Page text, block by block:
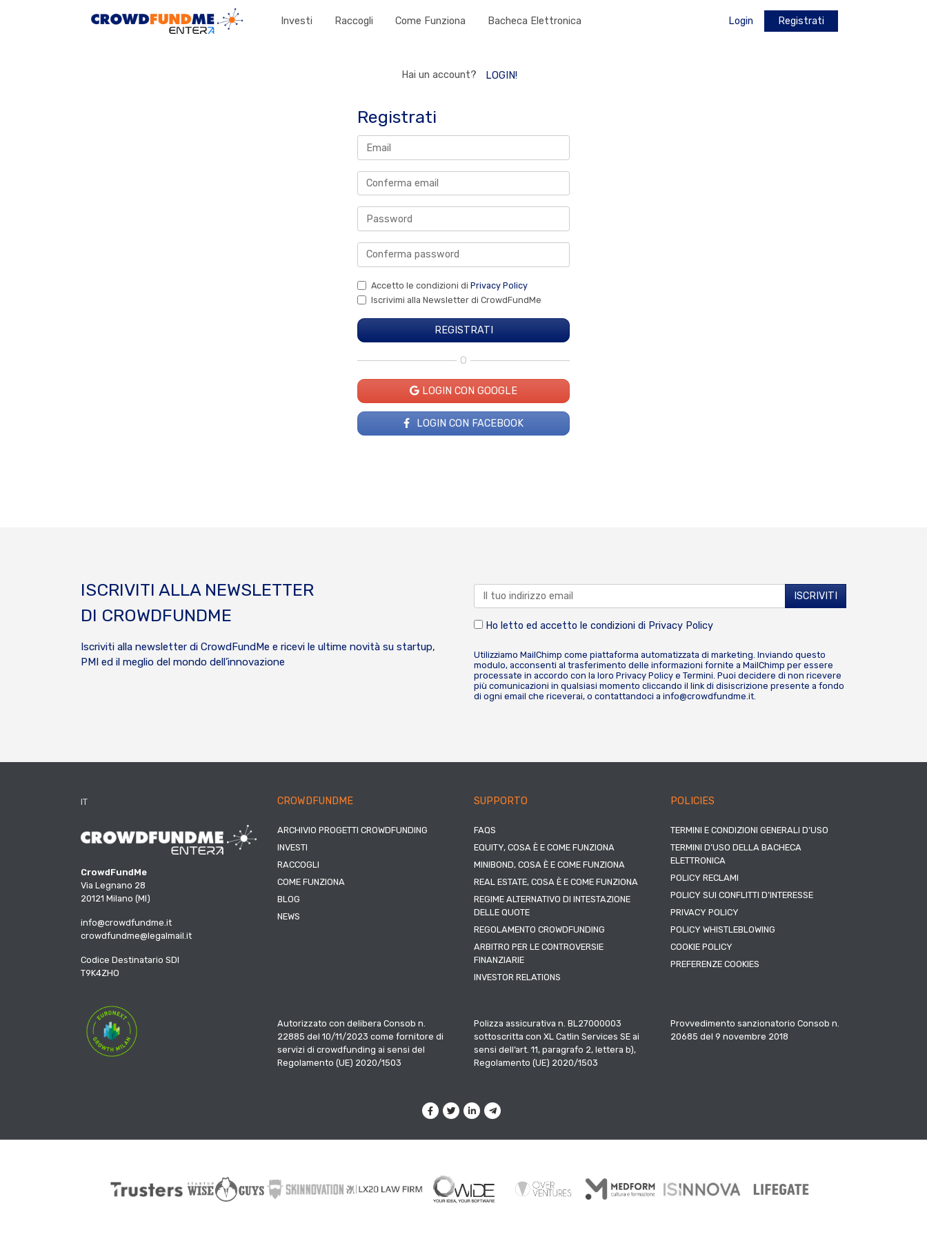
Investi Raccogli Come Funziona Bacheca Elettronica Login Registrati
Hai un account? LOGIN!
Registrati
Accetto le condizioni di Privacy Policy
Iscrivimi alla Newsletter di CrowdFundMe
O
LOGIN CON GOOGLE
LOGIN CON FACEBOOK
ISCRIVITI ALLA NEWSLETTER
DI CROWDFUNDME
Iscriviti alla newsletter di CrowdFundMe e ricevi le ultime novità su startup,
PMI ed il meglio del mondo dell’innovazione
Ho letto ed accetto le condizioni di Privacy Policy
Utilizziamo MailChimp come piattaforma automatizzata di marketing. Inviando questo
modulo, acconsenti al trasferimento delle informazioni fornite a MailChimp per essere
processate in accordo con la loro Privacy Policy e Termini. Puoi decidere di non ricevere
più comunicazioni in qualsiasi momento cliccando il link di disiscrizione presente a fondo
di ogni email che riceverai, o contattandoci a info@crowdfundme.it.
IT
CrowdFundMe
Via Legnano 28
20121 Milano (MI)
info@crowdfundme.it
crowdfundme@legalmail.it
Codice Destinatario SDI
T9K4ZHO
CROWDFUNDME
ARCHIVIO PROGETTI CROWDFUNDING
INVESTI
RACCOGLI
COME FUNZIONA
BLOG
NEWS
SUPPORTO
FAQS
EQUITY, COSA È E COME FUNZIONA
MINIBOND, COSA È E COME FUNZIONA
REAL ESTATE, COSA È E COME FUNZIONA
REGIME ALTERNATIVO DI INTESTAZIONE
DELLE QUOTE
REGOLAMENTO CROWDFUNDING
ARBITRO PER LE CONTROVERSIE
FINANZIARIE
INVESTOR RELATIONS
POLICIES
TERMINI E CONDIZIONI GENERALI D’USO
TERMINI D’USO DELLA BACHECA
ELETTRONICA
POLICY RECLAMI
POLICY SUI CONFLITTI D’INTERESSE
PRIVACY POLICY
POLICY WHISTLEBLOWING
COOKIE POLICY
PREFERENZE COOKIES
Autorizzato con delibera Consob n.
22885 del 10/11/2023 come fornitore di
servizi di crowdfunding ai sensi del
Regolamento (UE) 2020/1503
Polizza assicurativa n. BL27000003
sottoscritta con XL Catlin Services SE ai
sensi dell’art. 11, paragrafo 2, lettera b),
Regolamento (UE) 2020/1503
Provvedimento sanzionatorio Consob n.
20685 del 9 novembre 2018